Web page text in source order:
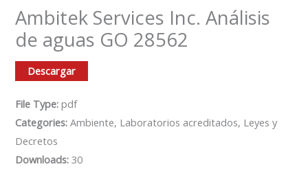
Ambitek Services Inc. Análisis
de aguas GO 28562
Descargar
File Type:pdf
Categories:Ambiente, Laboratorios acreditados, Leyes y
Decretos
Downloads:30